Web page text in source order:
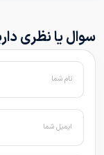
سوال یا نظری
نام شما
ایمیل شما